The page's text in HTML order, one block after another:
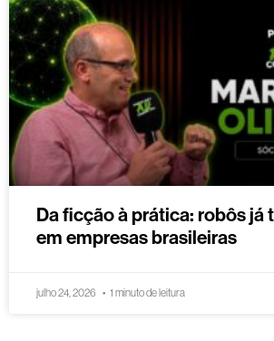
Da ficção à prática: robôs já
em empresas brasileiras
julho 24, 2026 1 minuto de leitura